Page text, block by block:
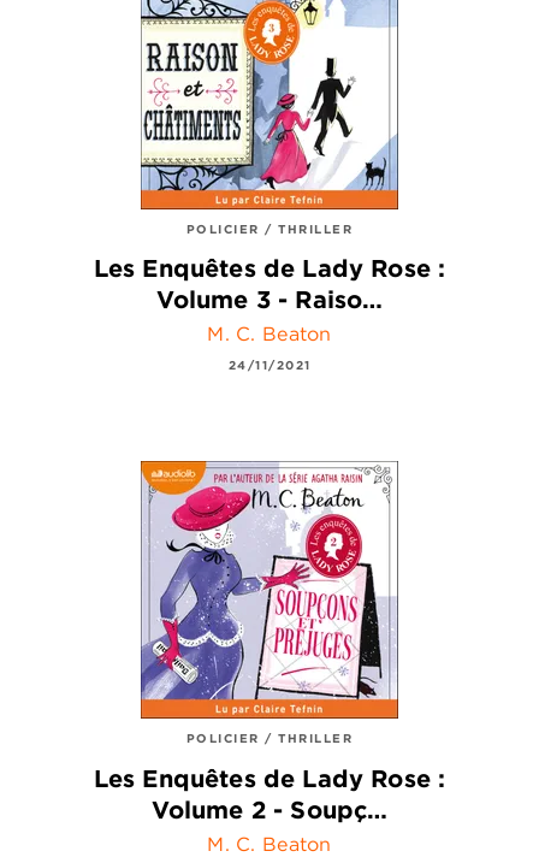
POLICIER / THRILLER
Les Enquêtes de Lady Rose :
Volume 3 - Raiso…
M. C. Beaton
24/11/2021
POLICIER / THRILLER
Les Enquêtes de Lady Rose :
Volume 2 - Soupç…
M. C. Beaton